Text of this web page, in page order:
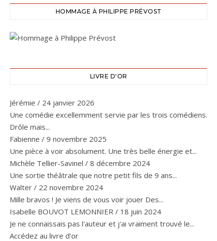
HOMMAGE À PHILIPPE PRÉVOST
LIVRE D'OR
Jérémie / 24 janvier 2026
Une comédie excellemment servie par les trois comédiens.
Drôle mais...
Fabienne / 9 novembre 2025
Une pièce à voir absolument. Une très belle énergie et...
Michèle Tellier-Savinel / 8 décembre 2024
Une sortie théâtrale que notre petit fils de 9 ans...
Walter / 22 novembre 2024
Mille bravos ! Je viens de vous voir jouer Des...
Isabelle BOUVOT LEMONNIER / 18 juin 2024
Je ne connaissais pas l'auteur et j'ai vraiment trouvé le...
Accédez au livre d’or